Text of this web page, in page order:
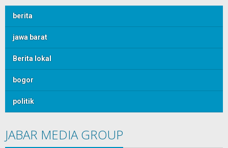
berita
jawa barat
Berita lokal
bogor
politik
JABAR MEDIA GROUP